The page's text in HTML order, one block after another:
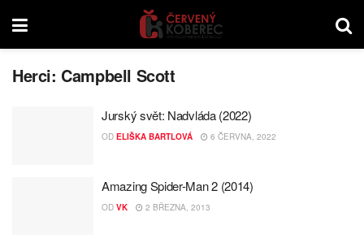
Herci: Campbell Scott
Jurský svět: Nadvláda (2022)
OD ELIŠKA BARTLOVÁ 6 ČERVNA, 2022
Amazing Spider-Man 2 (2014)
OD VK 2 BŘEZNA, 2013